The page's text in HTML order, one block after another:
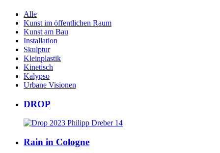
Alle
Kunst im öffentlichen Raum
Kunst am Bau
Installation
Skulptur
Kleinplastik
Kinetisch
Kalypso
Urbane Visionen
DROP
Rain in Cologne